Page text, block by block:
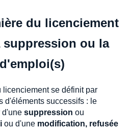
du licenciement
ou la
licenciement se définit par
d'éléments successifs : le
d'une suppression ou
ou d'une modification, refusée